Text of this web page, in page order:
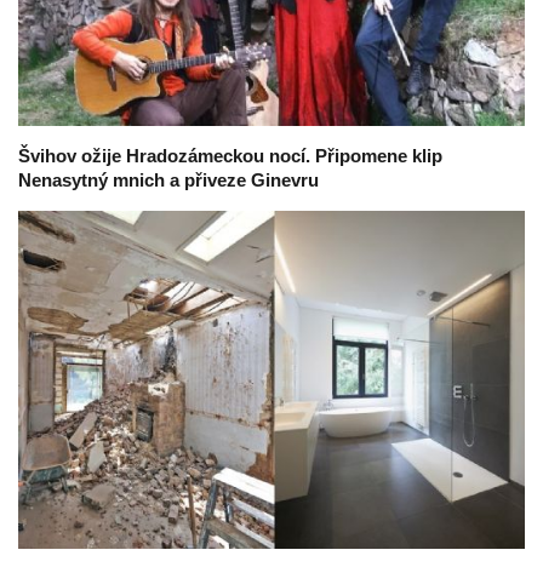
Švihov ožije Hradozámeckou nocí. Připomene klip
Nenasytný mnich a přiveze Ginevru